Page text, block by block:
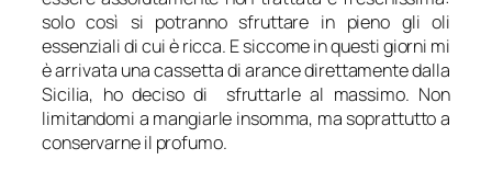
solo così si potranno sfruttare in pieno gli oli
essenziali di cui è ricca. E siccome in questi giorni mi
è arrivata una cassetta di arance direttamente dalla
Sicilia, ho deciso di sfruttarle al massimo. Non
limitandomi a mangiarle insomma, ma soprattutto a
conservarne il profumo.